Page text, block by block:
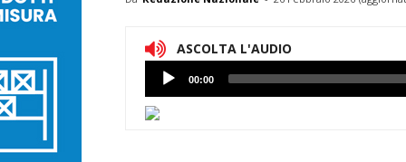
ASCOLTA L'AUDIO
Lettore
Audio
00:00